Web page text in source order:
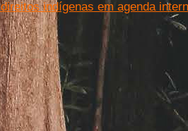
indígenas em agenda